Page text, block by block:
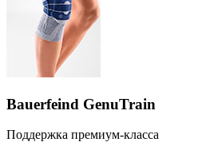
Bauerfeind GenuTrain
Поддержка премиум-класса